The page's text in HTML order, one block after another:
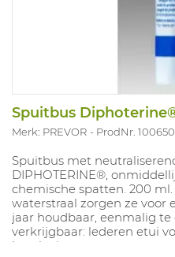
Spuitbus
Merk: PREVOR ProdNr.
Spuitbus met
DIPHOTERINE®,
chemische spatten. 200
waterstraal zorgen ze voor
jaar houdbaar, eenmalig
verkrijgbaar: lederen etui
broeksriem.